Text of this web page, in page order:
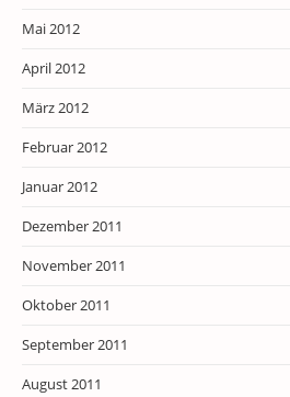
Mai 2012
April 2012
März 2012
Februar 2012
Januar 2012
Dezember 2011
November 2011
Oktober 2011
September 2011
August 2011